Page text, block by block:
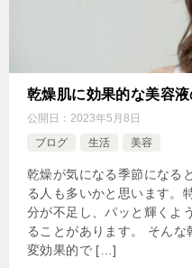
乾燥肌に効果的な美容
公開日： 2023年5月8日
ブログ
生活 美容
乾燥が気になる季節になる
る人も多いかと思います。
分が不足し、パッと輝くよ
ることがあります。 そん
変効果的で […]